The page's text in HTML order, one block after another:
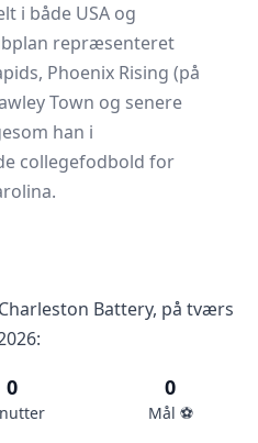
i både USA og
repræsenteret
Phoenix Rising (på
Town og senere
han i
collegefodbold for
Battery, på tværs
0 0
Mål ⚽️